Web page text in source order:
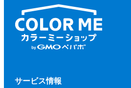
サービス情報